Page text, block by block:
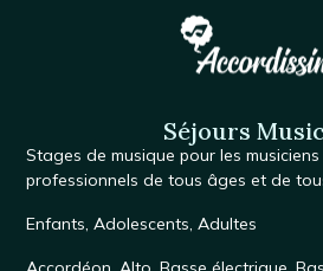
Séjours
Stages de musique pour les
professionnels de tous âges et de
Enfants,Adolescents,Adultes